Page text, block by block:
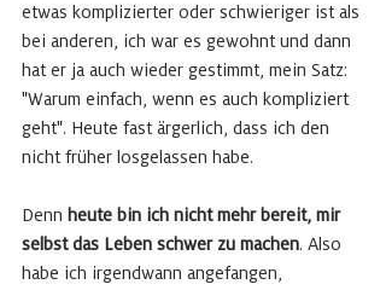
etwas komplizierter oder schwieriger ist als
bei anderen, ich war es gewohnt und dann
hat er ja auch wieder gestimmt, mein Satz:
"Warum einfach, wenn es auch kompliziert
geht". Heute fast ärgerlich, dass ich den
nicht früher losgelassen habe.
Denn heute bin ich nicht mehr bereit, mir
selbst das Leben schwer zu machen. Also
habe ich irgendwann angefangen,